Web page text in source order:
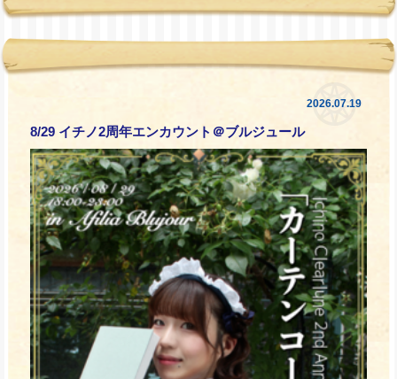
2026.07.19
8/29 イチノ2周年エンカウント＠ブルジュール